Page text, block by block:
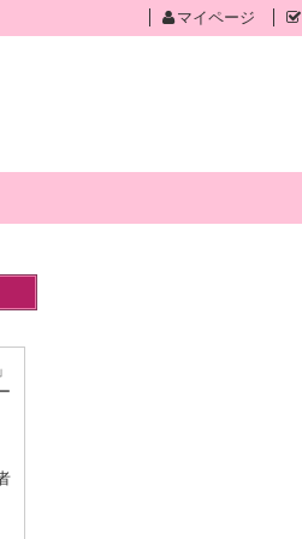
マイページ